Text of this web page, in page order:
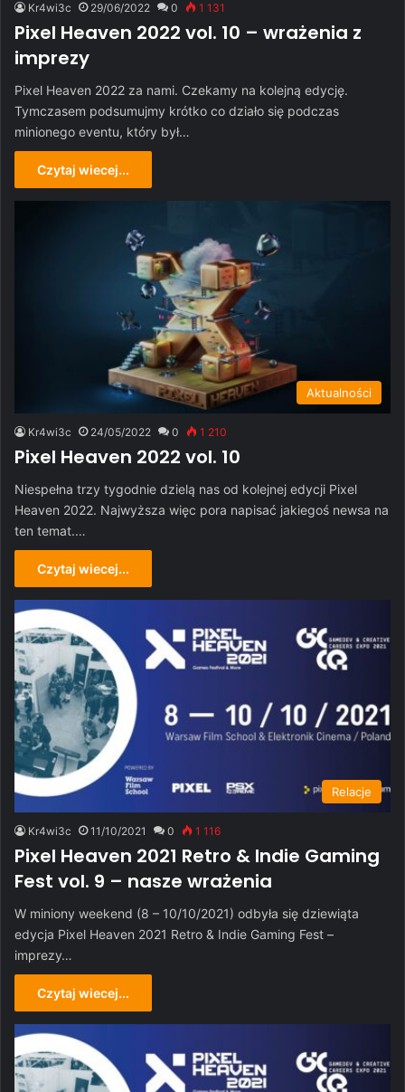
Kr4wi3c 29/06/2022 0 1 131
Pixel Heaven 2022 vol. 10 – wrażenia z
imprezy
Pixel Heaven 2022 za nami. Czekamy na kolejną edycję.
Tymczasem podsumujmy krótko co działo się podczas
minionego eventu, który był…
Czytaj wiecej...
Aktualności
Kr4wi3c 24/05/2022 0 1 210
Pixel Heaven 2022 vol. 10
Niespełna trzy tygodnie dzielą nas od kolejnej edycji Pixel
Heaven 2022. Najwyższa więc pora napisać jakiegoś newsa na
ten temat.…
Czytaj wiecej...
Relacje
Kr4wi3c 11/10/2021 0 1 116
Pixel Heaven 2021 Retro & Indie Gaming
Fest vol. 9 – nasze wrażenia
W miniony weekend (8 – 10/10/2021) odbyła się dziewiąta
edycja Pixel Heaven 2021 Retro & Indie Gaming Fest –
imprezy…
Czytaj wiecej...